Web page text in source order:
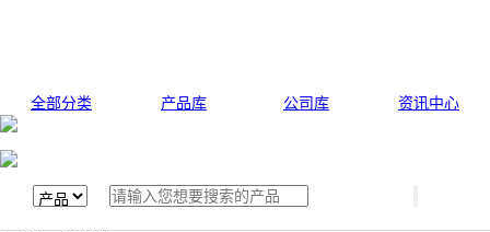
全部分类 产品库 公司库 资讯中心